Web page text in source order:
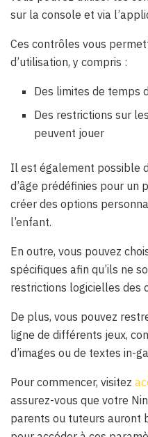
sur la console et via
Ces contrôles vous
d’utilisation, y compris :
Des limites de temps
Des restrictions sur
peuvent jouer
Il est également possible
d’âge prédéfinies pour un
créer des options
l’enfant.
En outre, vous pouvez
spécifiques afin qu’ils ne
restrictions logicielles des
De plus, vous pouvez
ligne de différents jeux,
d’images ou de textes in-
Pour commencer, visitez
assurez-vous que votre
parents ou tuteurs auront